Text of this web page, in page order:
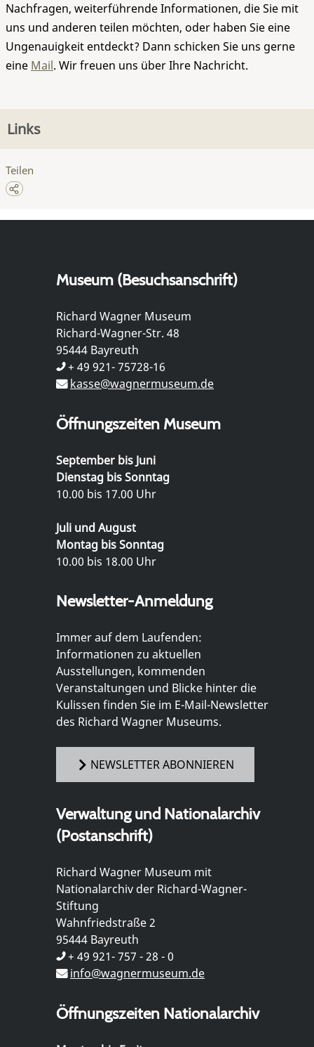
Nachfragen, weiterführende Informationen, die Sie mit
uns und anderen teilen möchten, oder haben Sie eine
Ungenauigkeit entdeckt? Dann schicken Sie uns gerne
eine Mail. Wir freuen uns über Ihre Nachricht.
Links
Teilen
Museum (Besuchsanschrift)
Richard Wagner Museum
Richard-Wagner-Str. 48
95444 Bayreuth
+ 49 921- 75728-16
kasse@wagnermuseum.de
Öffnungszeiten Museum
September bis Juni
Dienstag bis Sonntag
10.00 bis 17.00 Uhr
Juli und August
Montag bis Sonntag
10.00 bis 18.00 Uhr
Newsletter-Anmeldung
Immer auf dem Laufenden:
Informationen zu aktuellen
Ausstellungen, kommenden
Veranstaltungen und Blicke hinter die
Kulissen finden Sie im E-Mail-Newsletter
des Richard Wagner Museums.
NEWSLETTER ABONNIEREN
Verwaltung und Nationalarchiv
(Postanschrift)
Richard Wagner Museum mit
Nationalarchiv der Richard-Wagner-
Stiftung
Wahnfriedstraße 2
95444 Bayreuth
+ 49 921- 757 - 28 - 0
info@wagnermuseum.de
Öffnungszeiten Nationalarchiv